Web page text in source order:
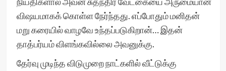
விஷயமாகக் கொள்ள நேர்ந்தது. எப்போதும் மனிதன்
மறு கரையில் வாழவே உந்தப்படுகிறான்… இதன்
தாத்பர்யம் விளங்கவில்லை அவனுக்கு.
தேர்வு முடிந்த விடுமுறை நாட்களில் வீட்டுக்கு